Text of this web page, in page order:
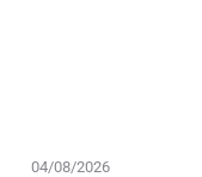
04/08/2026